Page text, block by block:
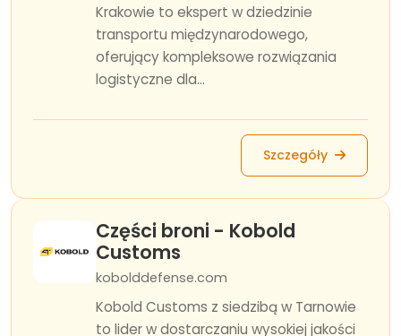
Krakowie to ekspert w dziedzinie
transportu międzynarodowego,
oferujący kompleksowe rozwiązania
logistyczne dla...
Szczegóły
Części broni - Kobold
Customs
kobolddefense.com
Kobold Customs z siedzibą w Tarnowie
to lider w dostarczaniu wysokiej jakości